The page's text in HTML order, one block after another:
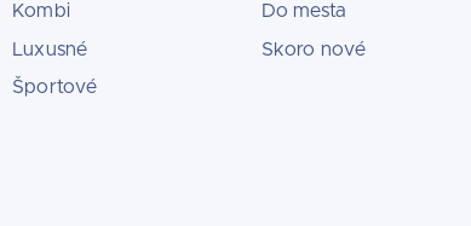
Kombi
Do mesta
Luxusné
Skoro nové
Športové